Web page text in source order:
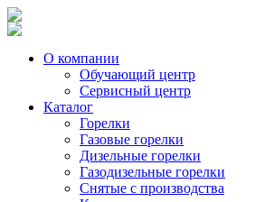
О компании
Обучающий центр
Сервисный центр
Каталог
Горелки
Газовые горелки
Дизельные горелки
Газодизельные горелки
Снятые с производства